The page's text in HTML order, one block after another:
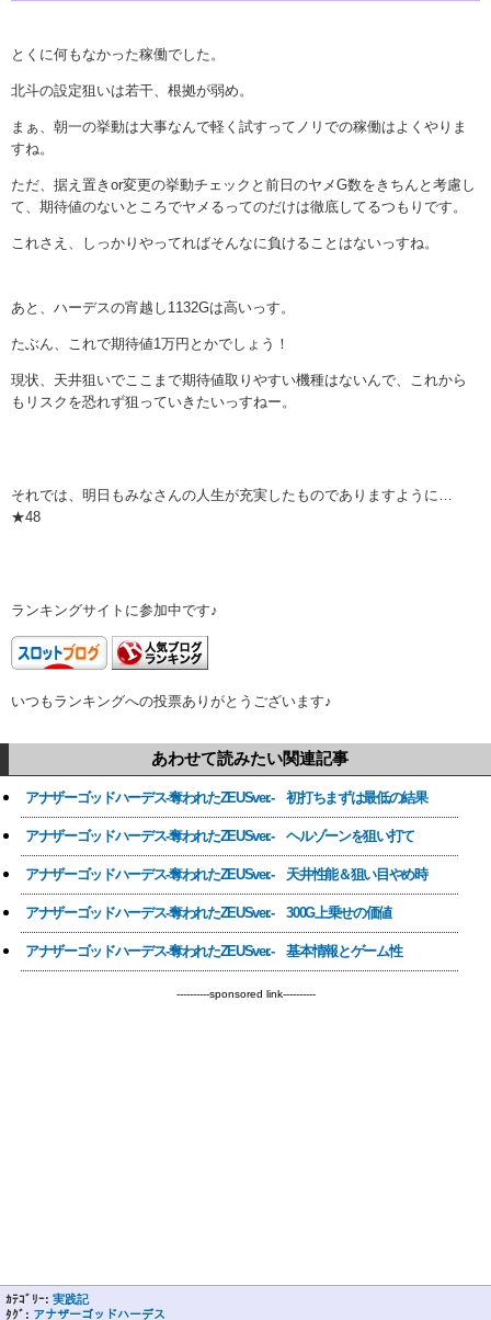
とくに何もなかった稼働でした。
北斗の設定狙いは若干、根拠が弱め。
まぁ、朝一の挙動は大事なんで軽く試すってノリでの稼働はよくやりま
すね。
ただ、据え置きor変更の挙動チェックと前日のヤメG数をきちんと考慮し
て、期待値のないところでヤメるってのだけは徹底してるつもりです。
これさえ、しっかりやってればそんなに負けることはないっすね。
あと、ハーデスの宵越し1132Gは高いっす。
たぶん、これで期待値1万円とかでしょう！
現状、天井狙いでここまで期待値取りやすい機種はないんで、これから
もリスクを恐れず狙っていきたいっすねー。
それでは、明日もみなさんの人生が充実したものでありますように…
★48
ランキングサイトに参加中です♪
いつもランキングへの投票ありがとうございます♪
あわせて読みたい関連記事
アナザーゴッドハーデス-奪われたZEUSver.- 初打ちまずは最低の結果
アナザーゴッドハーデス-奪われたZEUSver.- ヘルゾーンを狙い打て
アナザーゴッドハーデス-奪われたZEUSver.- 天井性能＆狙い目やめ時
アナザーゴッドハーデス-奪われたZEUSver.- 300G上乗せの価値
アナザーゴッドハーデス-奪われたZEUSver.- 基本情報とゲーム性
----------sponsored link----------
ｶﾃｺﾞﾘｰ: 実践記
ﾀｸﾞ: アナザーゴッドハーデス